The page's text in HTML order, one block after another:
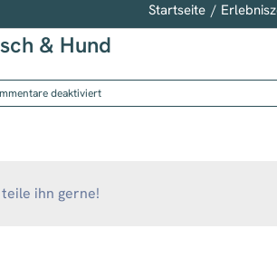
Startseite
& Hund
deaktiviertfür
Erlebniszentrum
ihn gerne!